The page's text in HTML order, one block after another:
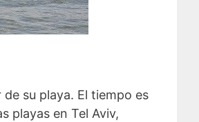
su playa. El tiempo es
playas en Tel Aviv,